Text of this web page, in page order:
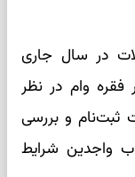
در سال جاری
سال ۱۴۰۵، تعداد ۳۲۰ هزار فقره وام در نظر
و بررسی
نوبت به حساب واجدین شرایط